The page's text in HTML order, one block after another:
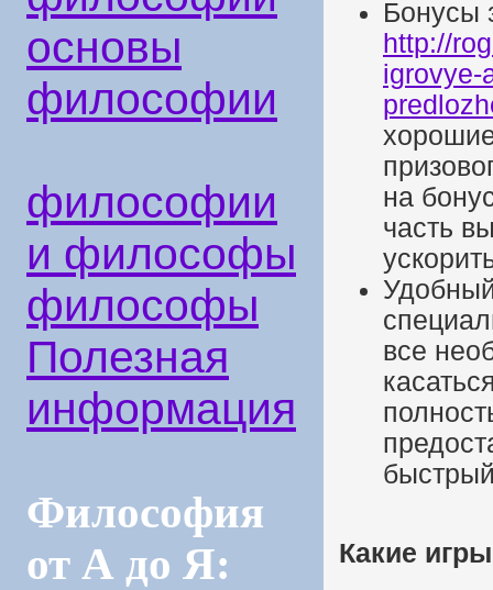
основы
философии
философии
и философы
философы
Полезная
информация
Философия
от А до Я:
Бонусы
http://
igrovye-
на
часть
все
Какие